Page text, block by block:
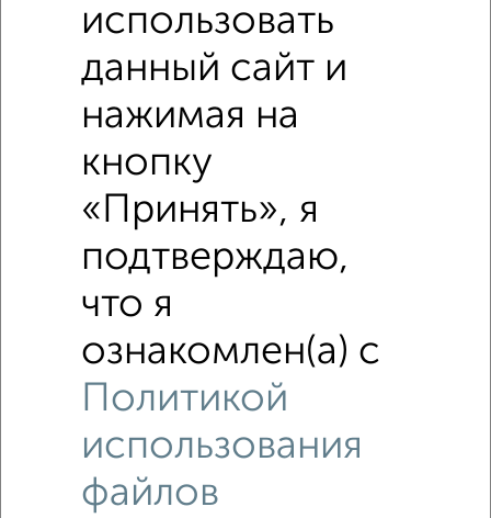
Это предложение
Средняя цена по городу
Похожие предложения рядом
использовать
данный сайт и
нажимая на
кнопку
«Принять», я
подтверждаю,
что я
ознакомлен(а) с
Политикой
использования
файлов